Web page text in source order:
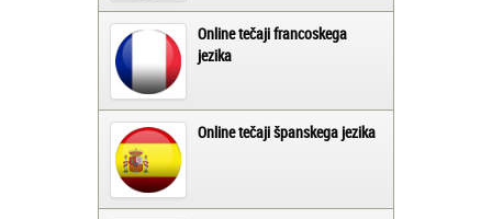
Online tečaji francoskega
jezika
Online tečaji španskega jezika